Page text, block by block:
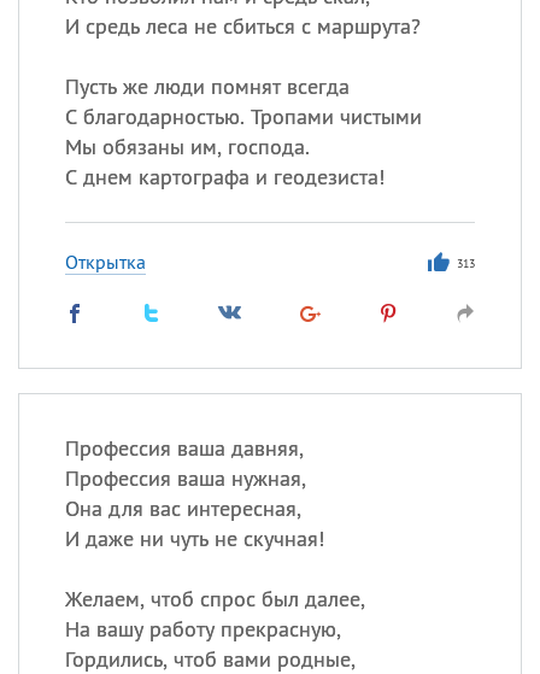
И средь леса не сбиться с маршрута?
Пусть же люди помнят всегда
С благодарностью. Тропами чистыми
Мы обязаны им, господа.
С днем картографа и геодезиста!
Открытка 313
Профессия ваша давняя,
Профессия ваша нужная,
Она для вас интересная,
И даже ни чуть не скучная!
Желаем, чтоб спрос был далее,
На вашу работу прекрасную,
Гордились, чтоб вами родные,